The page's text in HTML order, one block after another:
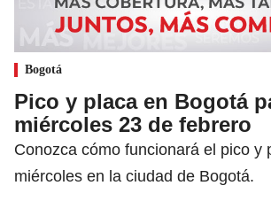
Bogotá
Pico y placa en Bogotá
miércoles 23 de febrero
Conozca cómo funcionará el pico y
miércoles en la ciudad de Bogotá.